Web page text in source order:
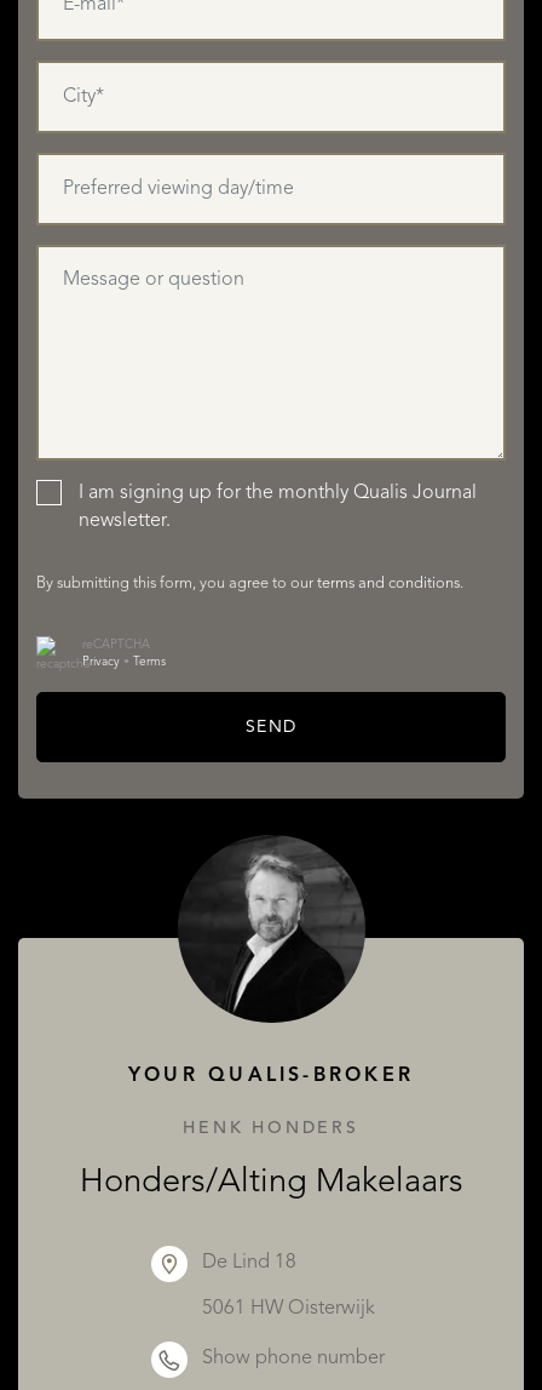
I am signing up for the monthly Qualis Journal
newsletter.
By submitting this form, you agree to our terms and conditions.
reCAPTCHA
Privacy • Terms
SEND
YOUR QUALIS-BROKER
HENK HONDERS
Honders/Alting Makelaars
De Lind 18
5061 HW Oisterwijk
Show phone number
LISTINGS